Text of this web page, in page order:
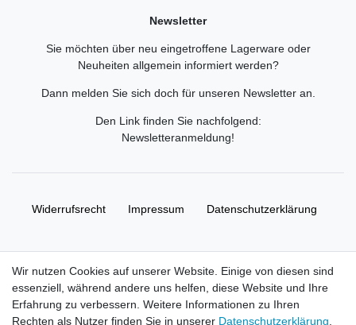
Newsletter
Sie möchten über neu eingetroffene Lagerware oder
Neuheiten allgemein informiert werden?
Dann melden Sie sich doch für unseren Newsletter an.
Den Link finden Sie nachfolgend:
Newsletteranmeldung!
Widerrufs­recht Impressum Daten­schutz­erklärung
© Copyright 2026 | Alle Rechte vorbehalten. HL-
Handelsgesellschaft mbH.
Wir nutzen Cookies auf unserer Website. Einige von diesen sind
essenziell, während andere uns helfen, diese Website und Ihre
Erfahrung zu verbessern. Weitere Informationen zu Ihren
Rechten als Nutzer finden Sie in unserer Daten­schutz­erklärung